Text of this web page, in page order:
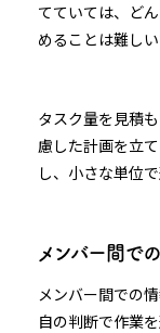
てていては、ど
めることは難しい
タスク量を見積
慮した計画を立
し、小さな単位
メンバー間で
メンバー間での
自の判断で作業